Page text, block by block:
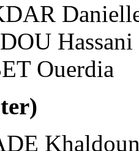
Hassani
Ouerdia